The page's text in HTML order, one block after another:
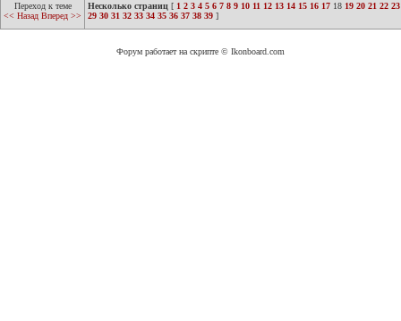
Переход к теме
<< Назад Вперед >>
Несколько страниц [ 1 2 3 4 5 6 7 8 9 10 11 12 13 14 15 16 17 18 19 20 21 22 23
29 30 31 32 33 34 35 36 37 38 39 ]
Форум работает на скрипте © Ikonboard.com